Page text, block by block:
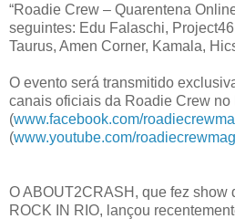
“Roadie Crew – Quarentena
seguintes: Edu Falaschi,
Taurus, Amen Corner, Kamala,
O evento será transmitido
canais oficiais da Roadie Crew no
(www.facebook.com/
(www.youtube.com/
O ABOUT2CRASH, que fez show
ROCK IN RIO, lançou